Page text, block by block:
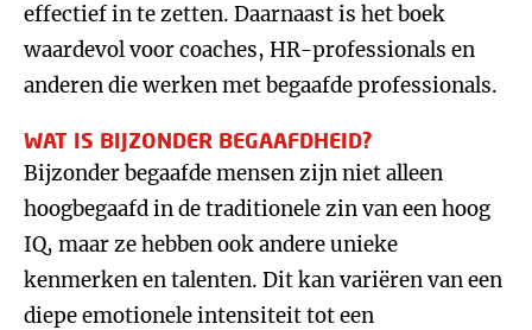
effectief in te zetten. Daarnaast is het boek
waardevol voor coaches, HR-professionals en
anderen die werken met begaafde professionals.
WAT IS BIJZONDER BEGAAFDHEID?
Bijzonder begaafde mensen zijn niet alleen
hoogbegaafd in de traditionele zin van een hoog
IQ, maar ze hebben ook andere unieke
kenmerken en talenten. Dit kan variëren van een
diepe emotionele intensiteit tot een